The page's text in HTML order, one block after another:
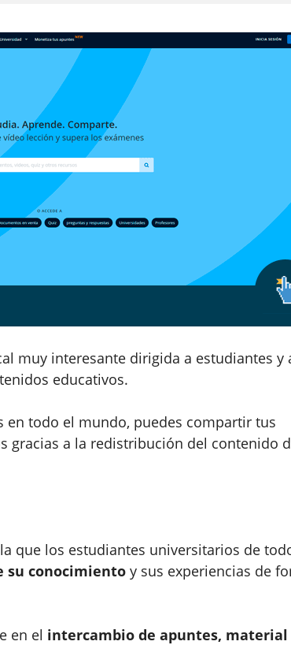
muy interesante dirigida a estudiantes y
educativos.
en todo el mundo, puedes compartir tus
gracias a la redistribución del contenido
que los estudiantes universitarios de
conocimiento y sus experiencias de
en el intercambio de apuntes, material